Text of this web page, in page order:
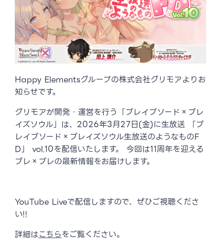
Happy Elementsグループの株式会社グリモアよりお
知らせです。
グリモアが開発・運営を行う「ブレイブソード×ブレ
イズソウル」は、2026年3月27日(金)に生放送 「ブ
レイブソード×ブレイズソウル生放送のようなものF
D」 vol.10を配信いたします。 今回は11周年を迎える
ブレ×ブレの最新情報をお届けします。
YouTube Liveで配信しますので、ぜひご視聴くださ
い!!
詳細はこちらをご覧ください。